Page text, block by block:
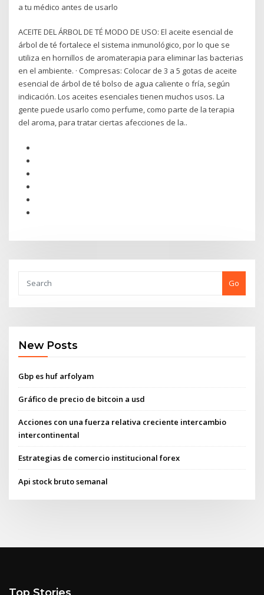
a tu médico antes de usarlo
ACEITE DEL ÁRBOL DE TÉ MODO DE USO: El aceite esencial de
árbol de té fortalece el sistema inmunológico, por lo que se
utiliza en hornillos de aromaterapia para eliminar las bacterias
en el ambiente. · Compresas: Colocar de 3 a 5 gotas de aceite
esencial de árbol de té bolso de agua caliente o fría, según
indicación. Los aceites esenciales tienen muchos usos. La
gente puede usarlo como perfume, como parte de la terapia
del aroma, para tratar ciertas afecciones de la..
Go
New Posts
Gbp es huf arfolyam
Gráfico de precio de bitcoin a usd
Acciones con una fuerza relativa creciente intercambio
intercontinental
Estrategias de comercio institucional forex
Api stock bruto semanal
Top Stories